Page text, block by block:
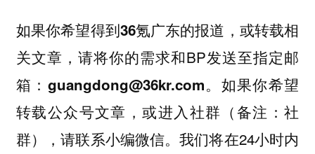
如果你希望得到36氪广东的报道，或转载相
关文章 ，请将你的需求和BP发送至指定邮
箱： guangdong@36kr.com。如果你希望
转载公众号文章，或进入社群（备注：社
群），请联系小编微信。我们将在24小时内